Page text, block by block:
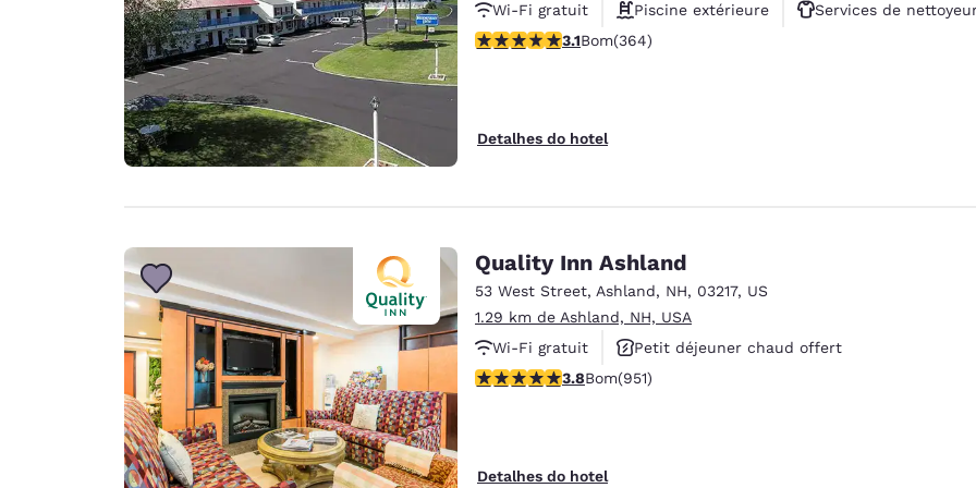
Wi-Fi gratuit
Piscine extérieure
Services de
classificação 3.13 estrelas. Bom. 364 avaliações
3.1Bom(364)
Detalhes do hotel
Quality Inn Ashland
53 West Street, Ashland, NH, 03217, US
1.29 km de Ashland, NH, USA
Wi-Fi gratuit
Petit déjeuner chaud offert
Animaux acceptés
classificação 3.75 estrelas. Bom. 951 avaliações
3.8Bom(951)
Detalhes do hotel